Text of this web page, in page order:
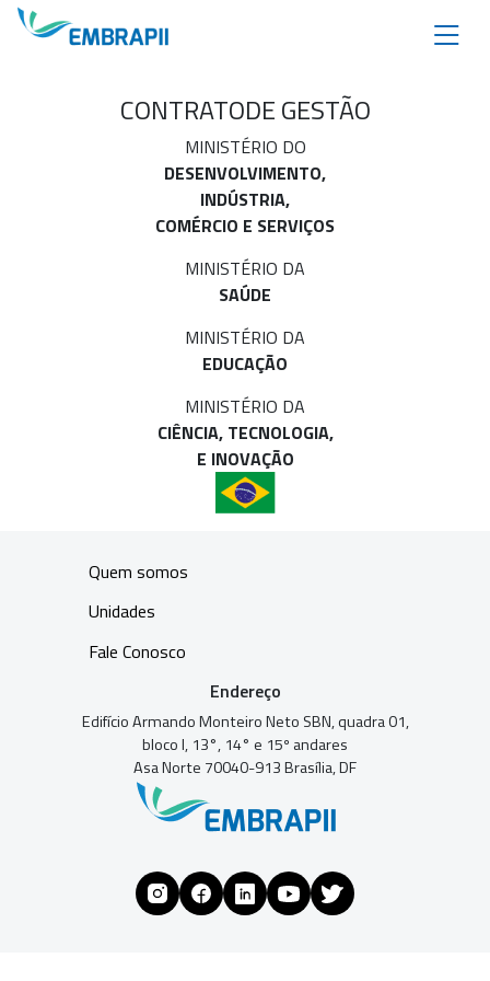
CONTRATODE GESTÃO
MINISTÉRIO DO
DESENVOLVIMENTO,
INDÚSTRIA,
COMÉRCIO E SERVIÇOS
MINISTÉRIO DA
SAÚDE
MINISTÉRIO DA
EDUCAÇÃO
MINISTÉRIO DA
CIÊNCIA, TECNOLOGIA,
E INOVAÇÃO
Quem somos
Unidades
Fale Conosco
Endereço
Edifício Armando Monteiro Neto SBN, quadra 01,
bloco I, 13°, 14° e 15º andares
Asa Norte 70040-913 Brasília, DF